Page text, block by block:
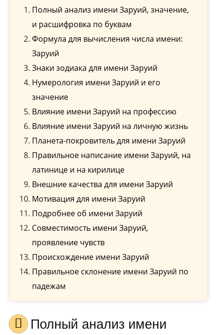
Полный анализ имени Заруий, значение,
и расшифровка по буквам
Формула для вычисления числа имени:
Заруий
Знаки зодиака для имени Заруий
Нумерология имени Заруий и его
значение
Влияние имени Заруий на профессию
Влияние имени Заруий на личную жизнь
Планета-покровитель для имени Заруий
Правильное написание имени Заруий, на
латинице и на кирилице
Внешние качества для имени Заруий
Мотивация для имени Заруий
Подробнее об имени Заруий
Совместимость имени Заруий,
проявление чувств
Происхождение имени Заруий
Правильное склонение имени Заруий по
падежам
Полный анализ имени